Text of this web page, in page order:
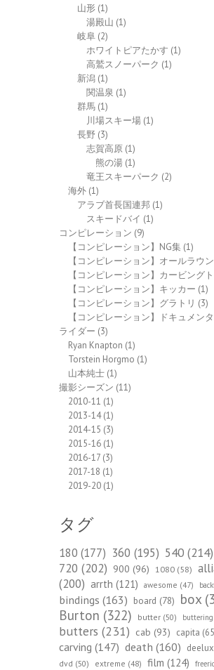
山形 (1)
湯殿山 (1)
岐阜 (2)
ホワイトピアたかす (1)
高鷲スノーパーク (1)
新潟 (1)
関温泉 (1)
群馬 (1)
川場スキー場 (1)
長野 (3)
志賀高原 (1)
熊の湯 (1)
竜王スキーパーク (2)
海外 (1)
アラブ首長国連邦 (1)
スキードバイ (1)
コンピレーション (9)
【コンピレーション】NG集 (1)
【コンピレーション】オールラウ
【コンピレーション】カービング
【コンピレーション】キッカー (1)
【コンピレーション】グラトリ (3)
【コンピレーション】ドキュメン
ライダー (3)
Ryan Knapton (1)
Torstein Horgmo (1)
山本純士 (1)
撮影シーズン (11)
2010-11 (1)
2013-14(1)
2014-15 (3)
2015-16 (1)
2016-17 (3)
2017-18 (1)
2019-20 (1)
タグ
180 (177) 360 (195) 540 (214)
720 (202) 900 (96) 1080 (58)
(200) arrth (121) awesome (47)
bindings (163) board (78) box
Burton (322) butter (50) buttering
butters (231) cab (93) capita
carving (147) death (160)
dvd (50) extreme (48) film (124)